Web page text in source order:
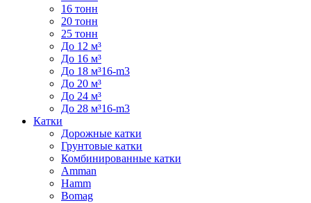
16 тонн
20 тонн
25 тонн
До 12 м³
До 16 м³
До 18 м³16-m3
До 20 м³
До 24 м³
До 28 м³16-m3
Катки
Дорожные катки
Грунтовые катки
Комбинированные катки
Amman
Hamm
Bomag